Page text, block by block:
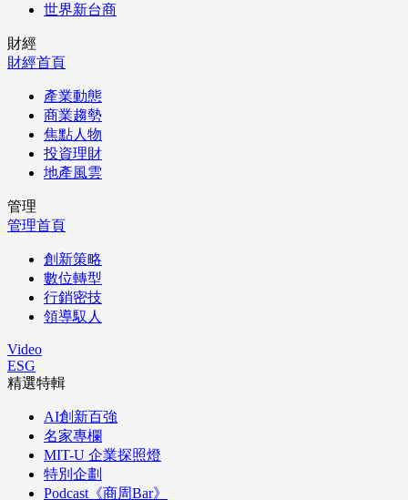
世界新台商
財經
財經首頁
產業動態
商業趨勢
焦點人物
投資理財
地產風雲
管理
管理首頁
創新策略
數位轉型
行銷密技
領導馭人
Video
ESG
精選特輯
AI創新百強
名家專欄
MIT-U 企業探照燈
特別企劃
Podcast《商周Bar》